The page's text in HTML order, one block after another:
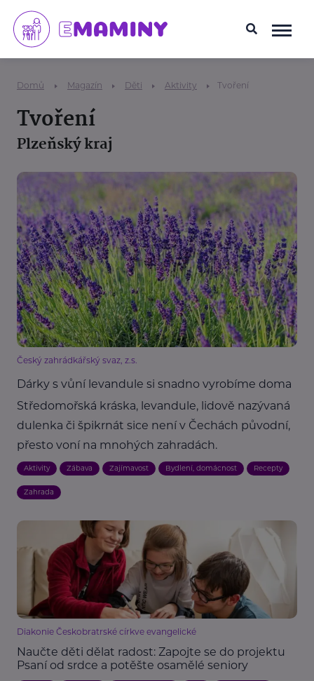
Domů Magazín Děti Aktivity Tvoření
Tvoření
Plzeňský kraj
Český zahrádkářský svaz, z.s.
Dárky s vůní levandule si snadno vyrobíme doma
Středomořská kráska, levandule, lidově nazývaná
dulenka či špikrnát sice není v Čechách původní,
přesto voní na mnohých zahradách.
Aktivity Zábava Zajímavost Bydlení, domácnost Recepty
Zahrada
Diakonie Českobratrské církve evangelické
Naučte děti dělat radost: Zapojte se do projektu
Psaní od srdce a potěšte osamělé seniory